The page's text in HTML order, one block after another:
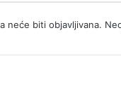
neće biti objavljivana.